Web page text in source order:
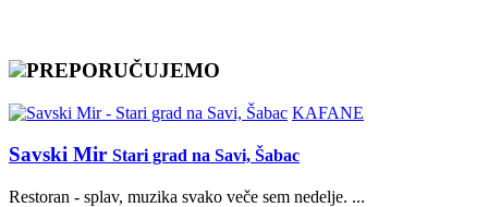
PREPORUČUJEMO
KAFANE
Savski Mir Stari grad na Savi, Šabac
Restoran - splav, muzika svako veče sem nedelje. ...